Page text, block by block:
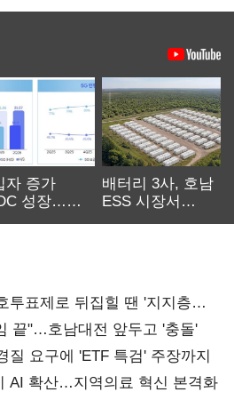
자 증가
성장…
배터리 3사, 호남
ESS 시장서
표제로 뒤집힐 땐 '지지층
끝"…호남대전 앞두고 '충돌'
요구에 'ETF 특검' 주장까지
AI 확산…지역의료 혁신 본격화